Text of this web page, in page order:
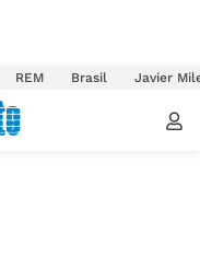
REM Brasil Javier